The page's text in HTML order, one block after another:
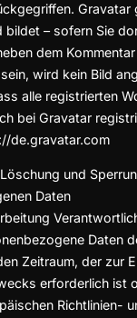
Gravatar
bildet – sofern Sie
dem
wird kein Bild
alle registrierten
bei Gravatar
de.gravatar.com
und
Daten
Daten
Zeitraum, der zur
erforderlich ist
Richtlinien-